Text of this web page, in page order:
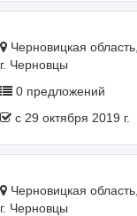
Черновицкая область,
г. Черновцы
0 предложений
c 29 октября 2019 г.
Черновицкая область,
г. Черновцы